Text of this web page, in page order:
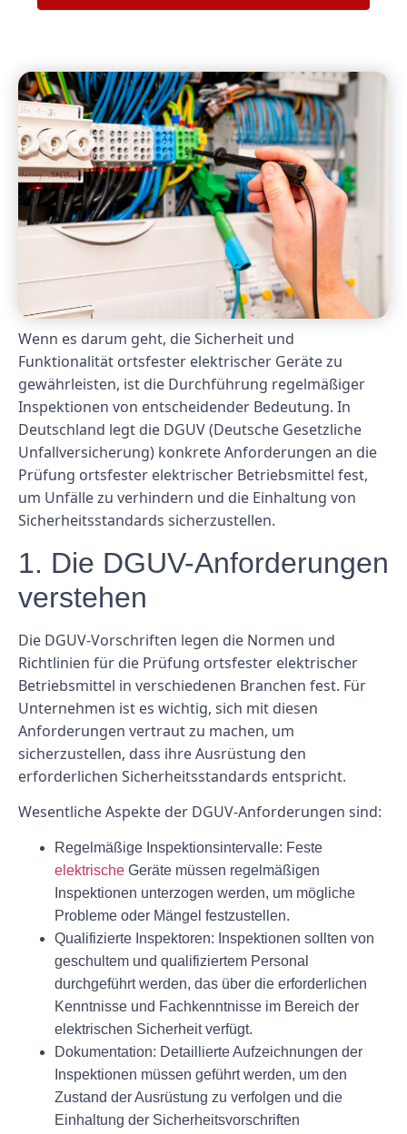
Wenn es darum geht, die Sicherheit und
Funktionalität ortsfester elektrischer Geräte zu
gewährleisten, ist die Durchführung regelmäßiger
Inspektionen von entscheidender Bedeutung. In
Deutschland legt die DGUV (Deutsche Gesetzliche
Unfallversicherung) konkrete Anforderungen an die
Prüfung ortsfester elektrischer Betriebsmittel fest,
um Unfälle zu verhindern und die Einhaltung von
Sicherheitsstandards sicherzustellen.
1. Die DGUV-Anforderungen
verstehen
Die DGUV-Vorschriften legen die Normen und
Richtlinien für die Prüfung ortsfester elektrischer
Betriebsmittel in verschiedenen Branchen fest. Für
Unternehmen ist es wichtig, sich mit diesen
Anforderungen vertraut zu machen, um
sicherzustellen, dass ihre Ausrüstung den
erforderlichen Sicherheitsstandards entspricht.
Wesentliche Aspekte der DGUV-Anforderungen sind:
Regelmäßige Inspektionsintervalle: Feste
elektrische Geräte müssen regelmäßigen
Inspektionen unterzogen werden, um mögliche
Probleme oder Mängel festzustellen.
Qualifizierte Inspektoren: Inspektionen sollten von
geschultem und qualifiziertem Personal
durchgeführt werden, das über die erforderlichen
Kenntnisse und Fachkenntnisse im Bereich der
elektrischen Sicherheit verfügt.
Dokumentation: Detaillierte Aufzeichnungen der
Inspektionen müssen geführt werden, um den
Zustand der Ausrüstung zu verfolgen und die
Einhaltung der Sicherheitsvorschriften